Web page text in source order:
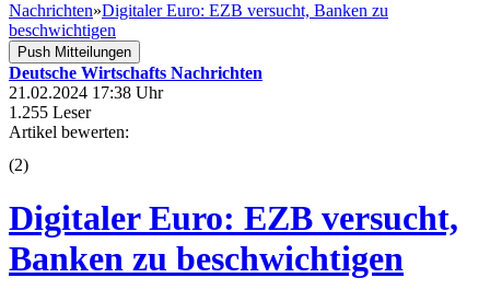
Nachrichten»Digitaler Euro: EZB versucht, Banken zu
beschwichtigen
Push Mitteilungen
Deutsche Wirtschafts Nachrichten
21.02.2024 17:38 Uhr
1.255 Leser
Artikel bewerten:
(2)
Digitaler Euro: EZB versucht,
Banken zu beschwichtigen